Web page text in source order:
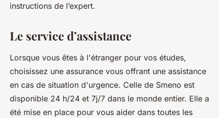
instructions de l’expert.
Le service d’assistance
Lorsque vous êtes à l'étranger pour vos études,
choisissez une assurance vous offrant une assistance
en cas de situation d'urgence. Celle de Smeno est
disponible 24 h/24 et 7j/7 dans le monde entier. Elle a
été mise en place pour vous aider dans toutes les